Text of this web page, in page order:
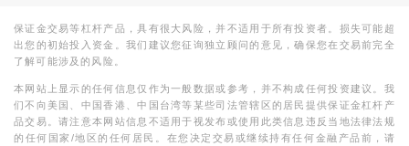
保证金交易等杠杆产品，具有很大风险，并不适用于所有投资者。损失可能超
出您的初始投入资金。我们建议您征询独立顾问的意见，确保您在交易前完全
了解可能涉及的风险。
本网站上显示的任何信息仅作为一般数据或参考，并不构成任何投资建议。我
们不向美国、中国香港、中国台湾等某些司法管辖区的居民提供保证金杠杆产
品交易。请注意本网站信息不适用于视发布或使用此类信息违反当地法律法规
的任何国家/地区的任何居民。在您决定交易或继续持有任何金融产品前，请